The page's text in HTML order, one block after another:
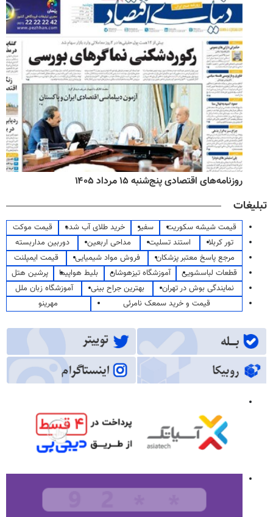
روزنامه‌های اقتصادی پنج‌شنبه ۱۵ مرداد ۱۴۰۵
تبلیغات
قیمت شیشه سکوریت سفیر خرید طلای آب شده
قیمت موکت
تور کربلا
استند تسلیت مداحی اربعین
دوربین مداربسته
مرجع پاسخ معتبر پزشکان
فروش مواد شیمیایی
قیمت ایمپلنت
قطعات لباسشویی
آموزشگاه تیزهوشان بلیط هواپیما
پرشین هتل
نمایندگی بوش در تهران
بهترین جراح بینی
آموزشگاه زبان ملل
قیمت و خرید سمعک نامرئی
مهرینو